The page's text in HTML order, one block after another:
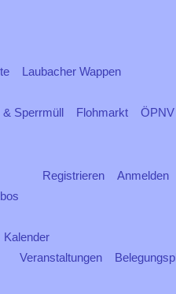
Laubacher Wappen
& Sperrmüll Flohmarkt
Registrieren Anmelden
Kalender
Veranstaltungen